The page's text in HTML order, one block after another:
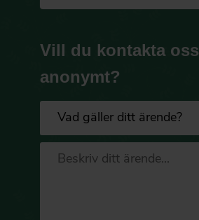
Vill du kontakta oss
anonymt?